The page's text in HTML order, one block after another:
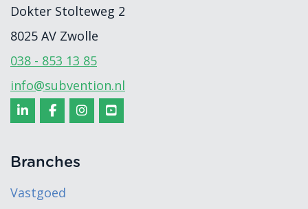
Dokter Stolteweg 2
8025 AV Zwolle
038 - 853 13 85
info@subvention.nl
Branches
Vastgoed